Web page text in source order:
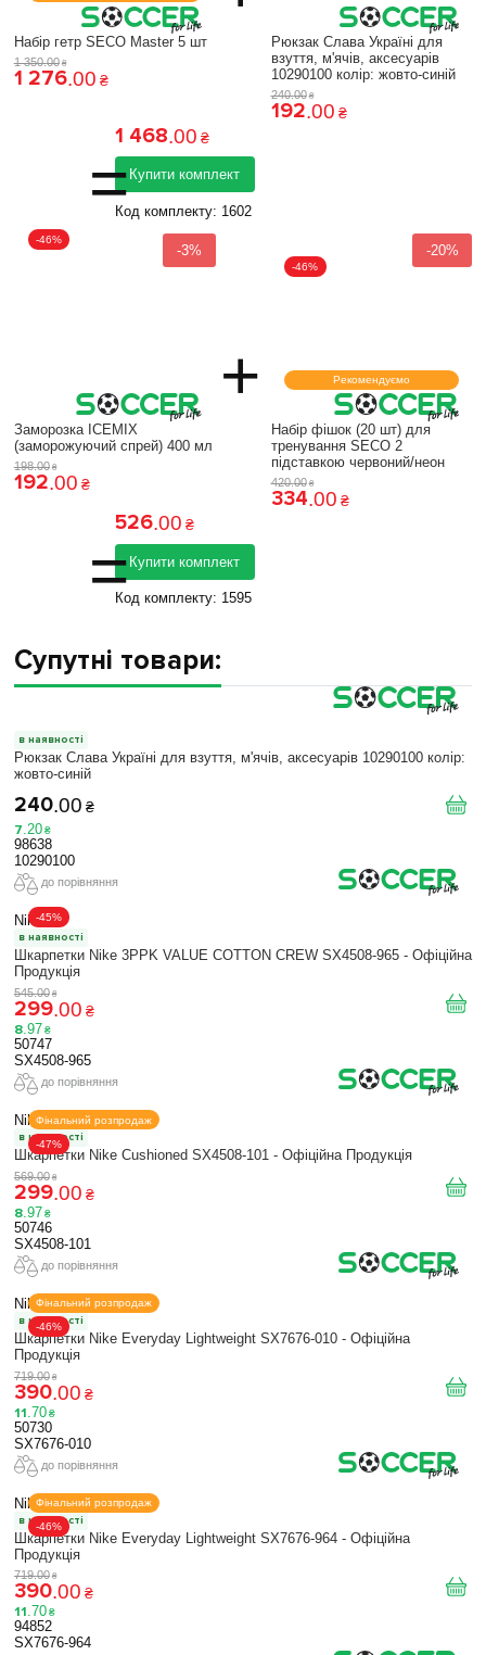
Набір гетр SECO Master 5 шт
1 350.00 ₴
1 276.00 ₴
Рюкзак Слава Україні для
взуття, м'ячів, аксесуарів
10290100 колiр: жовто-синій
240.00 ₴
192.00 ₴
=
1 468.00 ₴
Купити комплект
Код комплекту: 1602
-3%
-46%
+
Заморозка ICEMIX
(заморожуючий спрей) 400 мл
198.00 ₴
192.00 ₴
-20%
Рекомендуємо
-46%
Набір фішок (20 шт) для
тренування SECO 2
підставкою червоний/неон
420.00 ₴
334.00 ₴
=
526.00 ₴
Купити комплект
Код комплекту: 1595
Супутні товари:
в наявності
Рюкзак Слава Україні для взуття, м'ячів, аксесуарів 10290100 колiр:
жовто-синій
240.00 ₴
7 20 ₴
98638
10290100
до порівняння
-45%
Nike
в наявності
Шкарпетки Nike 3PPK VALUE COTTON CREW SX4508-965 - Офіційна
Продукція
545.00 ₴
299.00 ₴
8. 97 ₴
50747
SX4508-965
до порівняння
Фінальний розпродаж
-47%
Nike
в наявності
Шкарпетки Nike Cushioned SX4508-101 - Офіційна Продукція
569.00 ₴
299.00 ₴
8. 97 ₴
50746
SX4508-101
до порівняння
Фінальний розпродаж
-46%
Nike
в наявності
Шкарпетки Nike Everyday Lightweight SX7676-010 - Офіційна
Продукція
719.00 ₴
390.00 ₴
11 70 ₴
50730
SX7676-010
до порівняння
Фінальний розпродаж
-46%
Nike
в наявності
Шкарпетки Nike Everyday Lightweight SX7676-964 - Офіційна
Продукція
719.00 ₴
390.00 ₴
11.70 ₴
94852
SX7676-964